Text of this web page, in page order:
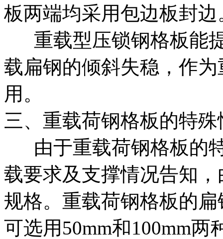
板两端均采用包边板封边
重载型压锁钢格板能
载扁钢的倾斜失稳，作
用。
三、重载荷钢格板的特殊
由于重载荷钢格板的
载要求及支撑情况告知
规格。重载荷钢格板的
可选用50mm和100mm两